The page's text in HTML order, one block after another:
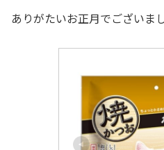
ありがたいお正月でございま